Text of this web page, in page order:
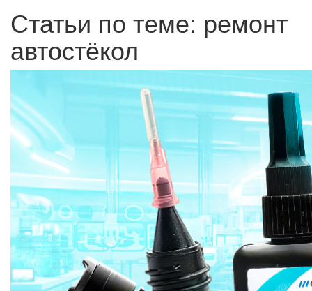
Статьи по теме: ремонт
автостёкол